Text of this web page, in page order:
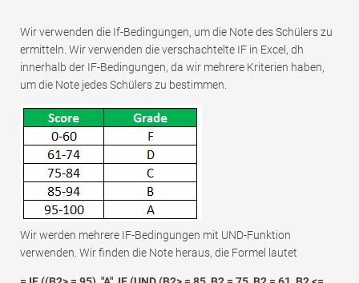
Wir verwenden die If-Bedingungen, um die Note des Schülers zu
ermitteln. Wir verwenden die verschachtelte IF in Excel, dh
innerhalb der IF-Bedingungen, da wir mehrere Kriterien haben,
um die Note jedes Schülers zu bestimmen.
Wir werden mehrere IF-Bedingungen mit UND-Funktion
verwenden. Wir finden die Note heraus, die Formel lautet